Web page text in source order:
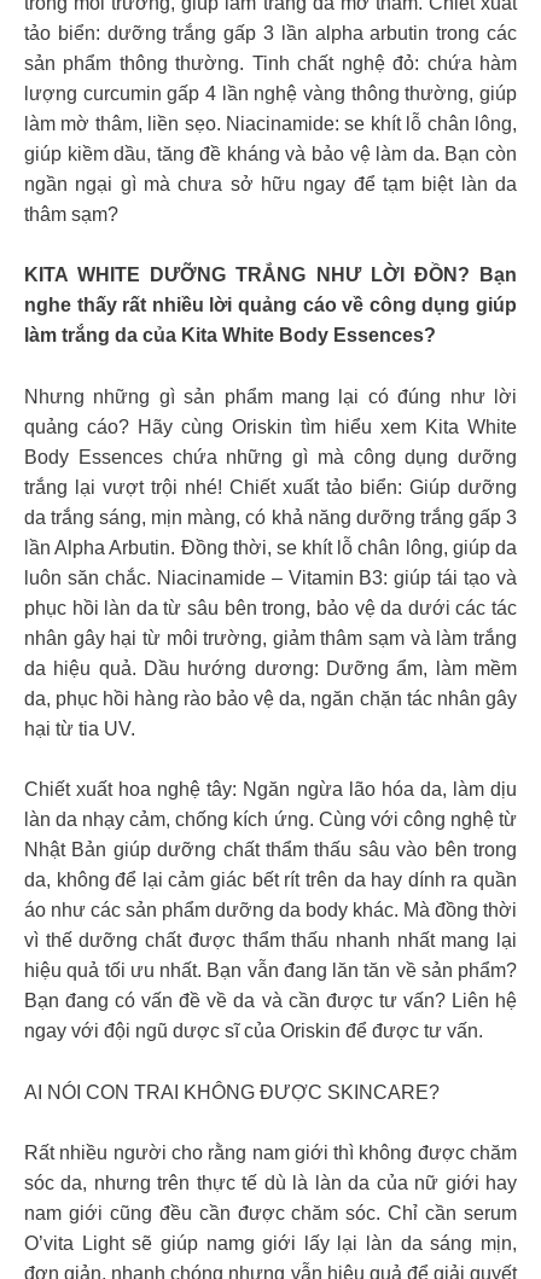
tảo biển: dưỡng trắng gấp 3 lần alpha arbutin trong các
sản phẩm thông thường. Tinh chất nghệ đỏ: chứa hàm
lượng curcumin gấp 4 lần nghệ vàng thông thường, giúp
làm mờ thâm, liền sẹo. Niacinamide: se khít lỗ chân lông,
giúp kiềm dầu, tăng đề kháng và bảo vệ làm da. Bạn còn
ngần ngại gì mà chưa sở hữu ngay để tạm biệt làn da
thâm sạm?
KITA WHITE DƯỠNG TRẮNG NHƯ LỜI ĐỒN? Bạn
nghe thấy rất nhiều lời quảng cáo về công dụng giúp
làm trắng da của Kita White Body Essences?
Nhưng những gì sản phẩm mang lại có đúng như lời
quảng cáo? Hãy cùng Oriskin tìm hiểu xem Kita White
Body Essences chứa những gì mà công dụng dưỡng
trắng lại vượt trội nhé! Chiết xuất tảo biển: Giúp dưỡng
da trắng sáng, mịn màng, có khả năng dưỡng trắng gấp 3
lần Alpha Arbutin. Đồng thời, se khít lỗ chân lông, giúp da
luôn săn chắc. Niacinamide – Vitamin B3: giúp tái tạo và
phục hồi làn da từ sâu bên trong, bảo vệ da dưới các tác
nhân gây hại từ môi trường, giảm thâm sạm và làm trắng
da hiệu quả. Dầu hướng dương: Dưỡng ẩm, làm mềm
da, phục hồi hàng rào bảo vệ da, ngăn chặn tác nhân gây
hại từ tia UV.
Chiết xuất hoa nghệ tây: Ngăn ngừa lão hóa da, làm dịu
làn da nhạy cảm, chống kích ứng. Cùng với công nghệ từ
Nhật Bản giúp dưỡng chất thẩm thấu sâu vào bên trong
da, không để lại cảm giác bết rít trên da hay dính ra quần
áo như các sản phẩm dưỡng da body khác. Mà đồng thời
vì thế dưỡng chất được thẩm thấu nhanh nhất mang lại
hiệu quả tối ưu nhất. Bạn vẫn đang lăn tăn về sản phẩm?
Bạn đang có vấn đề về da và cần được tư vấn? Liên hệ
ngay với đội ngũ dược sĩ của Oriskin để được tư vấn.
AI NÓI CON TRAI KHÔNG ĐƯỢC SKINCARE?
Rất nhiều người cho rằng nam giới thì không được chăm
sóc da, nhưng trên thực tế dù là làn da của nữ giới hay
nam giới cũng đều cần được chăm sóc. Chỉ cần serum
O’vita Light sẽ giúp namg giới lấy lại làn da sáng mịn,
đơn giản, nhanh chóng nhưng vẫn hiệu quả để giải quyết